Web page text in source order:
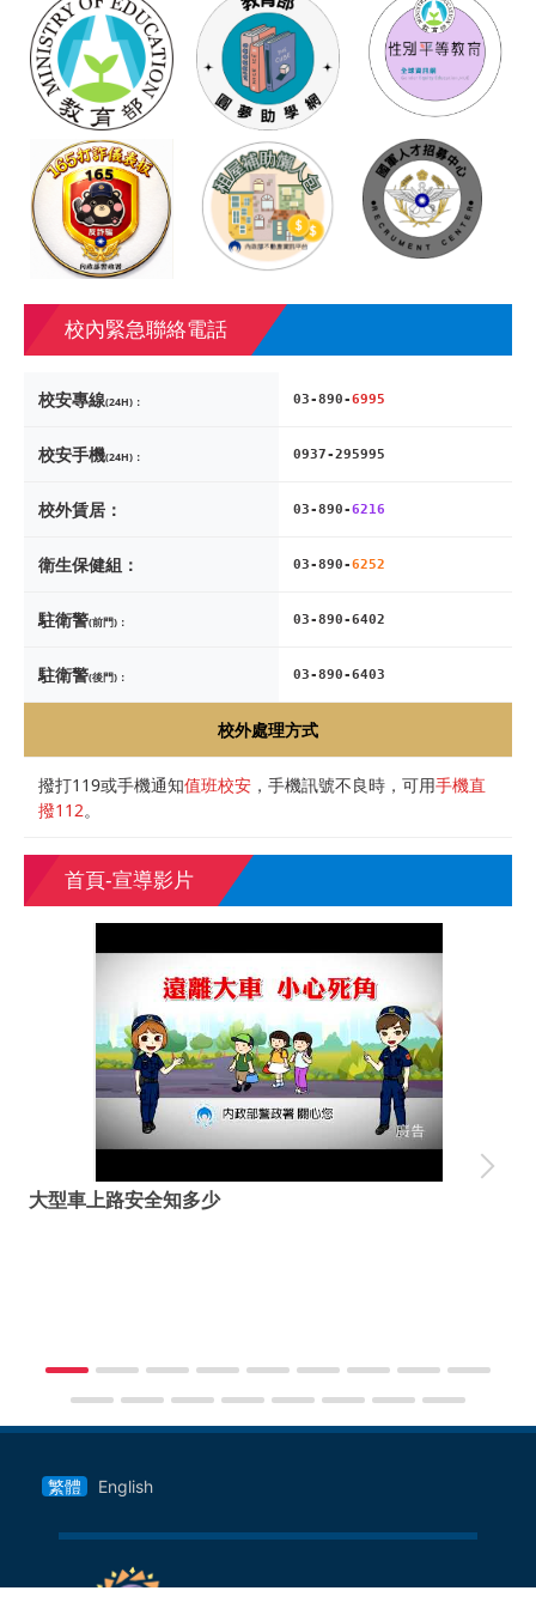
校內緊急聯絡電話
校安專線(24H)： 03-890-6995
校安手機(24H)： 0937-295995
校外賃居： 03-890-6216
衛生保健組： 03-890-6252
駐衛警(前門)： 03-890-6402
駐衛警(後門)： 03-890-6403
校外處理方式
撥打119或手機通知值班校安 ，手機訊號不良時，可用手機直
撥112。
首頁-宣導影片
大型車上路安全知多少
繁體 English